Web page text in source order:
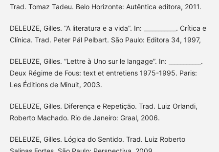
Trad. Tomaz Tadeu. Belo Horizonte: Autêntica editora, 2011.
DELEUZE, Gilles. “A literatura e a vida”. In: ___________. Crítica e
Clínica. Trad. Peter Pál Pelbart. São Paulo: Editora 34, 1997,
DELEUZE, Gilles. “Lettre à Uno sur le langage”. In: ___________.
Deux Régime de Fous: text et entretiens 1975-1995. Paris:
Les Éditions de Minuit, 2003.
DELEUZE, Gilles. Diferença e Repetição. Trad. Luiz Orlandi,
Roberto Machado. Rio de Janeiro: Graal, 2006.
DELEUZE, Gilles. Lógica do Sentido. Trad. Luiz Roberto